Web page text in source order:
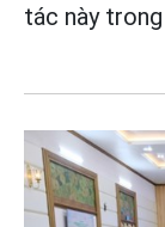
tác này